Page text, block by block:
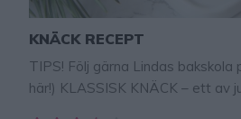
KNÄCK RECEPT
TIPS! Följ gärna Lindas bakskola
här!) KLASSISK KNÄCK – ett av